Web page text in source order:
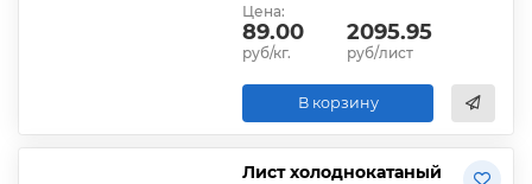
Цена:
89.00
руб/кг.
2095.95
руб/лист
В корзину
Лист холоднокатаный